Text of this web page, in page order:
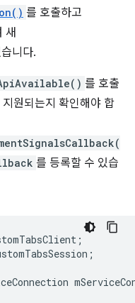
를 호출하고
새
니다.
를 호출
원되는지 확인해야 합
를 등록할 수 있습
;
;